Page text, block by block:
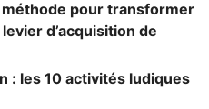
pour transformer
d’acquisition de
: les 10 activités ludiques